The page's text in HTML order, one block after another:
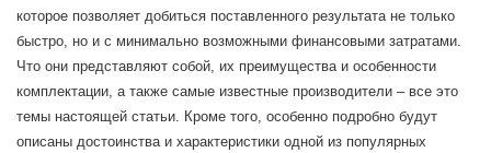
которое позволяет добиться поставленного результата не только
быстро, но и с минимально возможными финансовыми затратами.
Что они представляют собой, их преимущества и особенности
комплектации, а также самые известные производители – все это
темы настоящей статьи. Кроме того, особенно подробно будут
описаны достоинства и характеристики одной из популярных